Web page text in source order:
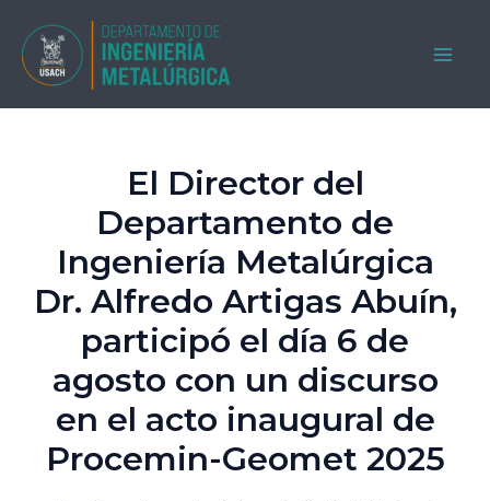
contenido
El Director del
Departamento de
Ingeniería Metalúrgica
Dr. Alfredo Artigas Abuín,
participó el día 6 de
agosto con un discurso
en el acto inaugural de
Procemin-Geomet 2025